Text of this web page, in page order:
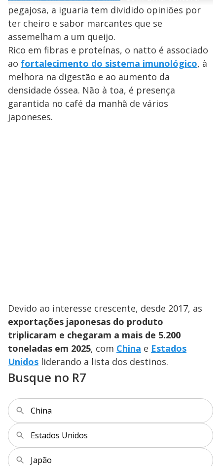
a
y
V
i
d
o
n
d
s
M
u
d
pegajosa, a iguaria tem dividido opiniões por
ter cheiro e sabor marcantes que se
assemelham a um queijo.
Rico em fibras e proteínas, o natto é associado
ao fortalecimento do sistema imunológico, à
melhora na digestão e ao aumento da
densidade óssea. Não à toa, é presença
garantida no café da manhã de vários
japoneses.
Devido ao interesse crescente, desde 2017, as
exportações japonesas do produto
triplicaram e chegaram a mais de 5.200
toneladas em 2025, com China e Estados
Unidos liderando a lista dos destinos.
Busque no R7
China
Estados Unidos
Japão